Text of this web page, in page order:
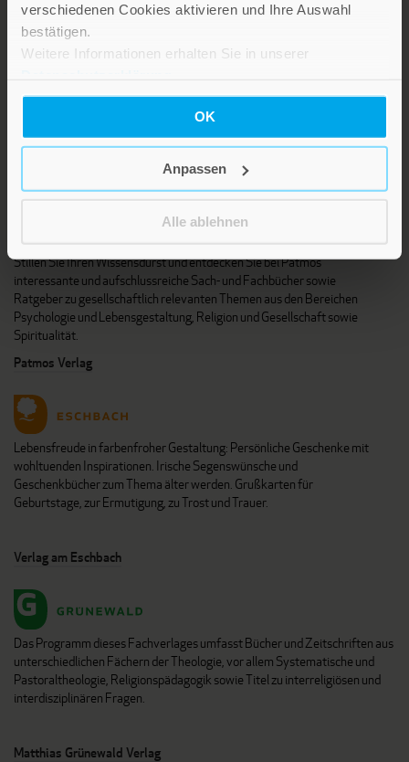
verschiedenen Cookies aktivieren und Ihre Auswahl
bestätigen.
Weitere Informationen erhalten Sie in unserer
OK
Anpassen
Alle ablehnen
NEWSLETTER
Die Verlage der Verlagsgruppe Patmos
Stillen Sie Ihren Wissensdurst und entdecken Sie bei Patmos
interessante und aufschlussreiche Sach- und Fachbücher sowie
Ratgeber zu gesellschaftlich relevanten Themen aus den Bereichen
Psychologie und Lebensgestaltung, Religion und Gesellschaft sowie
Spiritualität.
Patmos Verlag
Lebensfreude in farbenfroher Gestaltung: Persönliche Geschenke mit
wohltuenden Inspirationen. Irische Segenswünsche und
Geschenkbücher zum Thema älter werden. Grußkarten für
Geburtstage, zur Ermutigung, zu Trost und Trauer.
Verlag am Eschbach
Das Programm dieses Fachverlages umfasst Bücher und Zeitschriften aus
unterschiedlichen Fächern der Theologie, vor allem Systematische und
Pastoraltheologie, Religionspädagogik sowie Titel zu interreligiösen und
interdisziplinären Fragen.
Matthias Grünewald Verlag